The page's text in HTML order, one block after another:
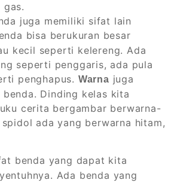
gas.
juga memiliki sifat lain
bisa berukuran besar
kecil seperti kelereng. Ada
seperti penggaris, ada pula
penghapus. Warna juga
benda. Dinding kelas kita
cerita bergambar berwarna-
ada yang berwarna hitam,
benda yang dapat kita
Ada benda yang